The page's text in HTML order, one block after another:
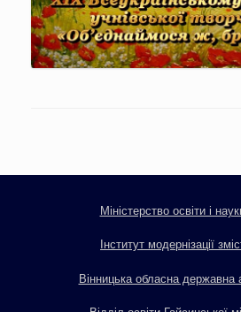
Міністерство освіти і
Інститут модернізації
Вінницька обласна державна